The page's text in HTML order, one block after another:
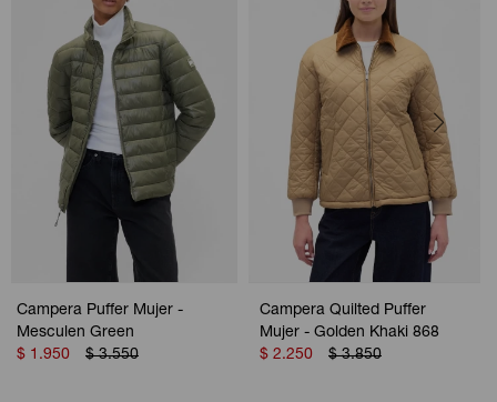
Campera Puffer Mujer -
Mesculen Green
$ 1.950 $ 3.550
Campera Quilted Puffer
Mujer - Golden Khaki 868
$ 2.250 $ 3.850